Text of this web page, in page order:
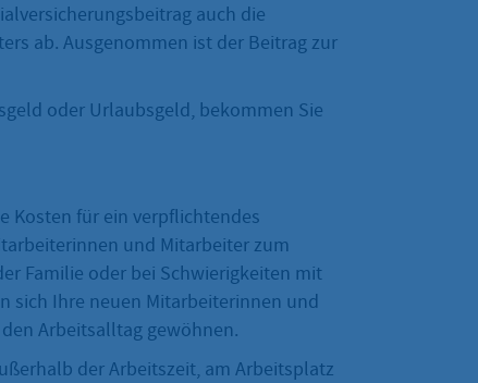
auch die
ab. Ausgenommen ist der Beitrag zur
oder Urlaubsgeld, bekommen Sie
Kosten für ein verpflichtendes
und Mitarbeiter zum
Familie oder bei Schwierigkeiten mit
sich Ihre neuen Mitarbeiterinnen und
Arbeitsalltag gewöhnen.
der Arbeitszeit, am Arbeitsplatz